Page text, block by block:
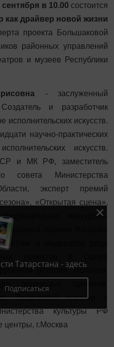
сентября в 10.00 состоится
как драйвер новой жизни
проекта Большаковой
районных управлений
и музеев Республики
- заслуженный
и разработчик
исполнительских искусств.
научно-практических
искусств.
и МК РФ, заместитель
совета Министерства
эксперт премий
«Открытая сцена»,
конкурсов-
премии Вацлава
и модератор ряда
проектов в сфере
(Италия, Испания,
творческих проектов,
Творческий куратор и
культуры РФ
центры, г.Москва
Татарстана - здесь
Подписаться